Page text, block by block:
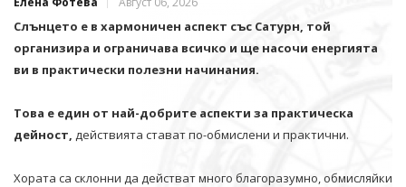
Слънцето е в хармоничен аспект със Сатурн, той
организира и ограничава всичко и щe насочи енергията
ви в практически полезни начинания.
Това е един от най-добрите аспекти за практическа
дейност, действията стават по-обмислени и практични.
Хората са склонни да действат много благоразумно, обмисляйки